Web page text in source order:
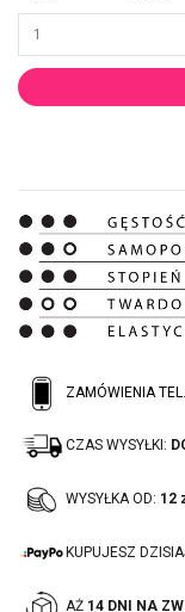
ZAMÓWIENIA
CZAS WYSYŁKI:
WYSYŁKA OD: 12
KUPUJESZ
AŻ 14 DNI NA